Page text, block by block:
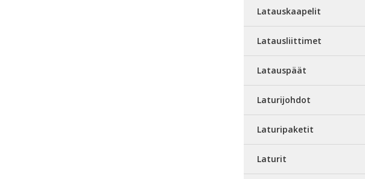
Latauskaapelit
Latausliittimet
Latauspäät
Laturijohdot
Laturipaketit
Laturit